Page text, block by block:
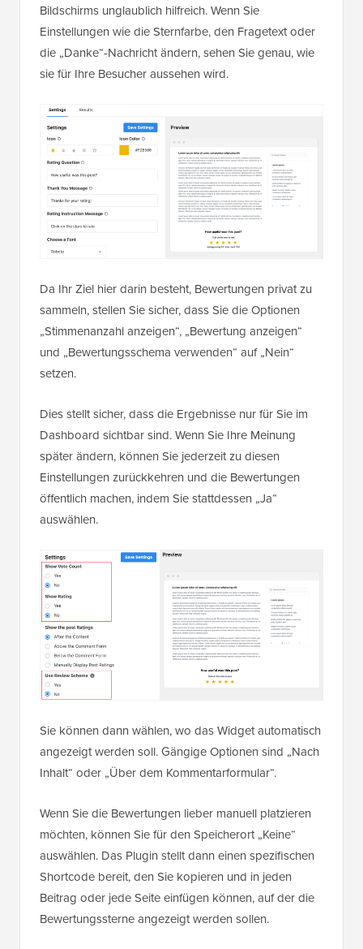
Bildschirms unglaublich hilfreich. Wenn Sie
Einstellungen wie die Sternfarbe, den Fragetext oder
die „Danke“-Nachricht ändern, sehen Sie genau, wie
sie für Ihre Besucher aussehen wird.
Da Ihr Ziel hier darin besteht, Bewertungen privat zu
sammeln, stellen Sie sicher, dass Sie die Optionen
„Stimmenanzahl anzeigen“, „Bewertung anzeigen“
und „Bewertungsschema verwenden“ auf „Nein“
setzen.
Dies stellt sicher, dass die Ergebnisse nur für Sie im
Dashboard sichtbar sind. Wenn Sie Ihre Meinung
später ändern, können Sie jederzeit zu diesen
Einstellungen zurückkehren und die Bewertungen
öffentlich machen, indem Sie stattdessen „Ja“
auswählen.
Sie können dann wählen, wo das Widget automatisch
angezeigt werden soll. Gängige Optionen sind „Nach
Inhalt“ oder „Über dem Kommentarformular“.
Wenn Sie die Bewertungen lieber manuell platzieren
möchten, können Sie für den Speicherort „Keine“
auswählen. Das Plugin stellt dann einen spezifischen
Shortcode bereit, den Sie kopieren und in jeden
Beitrag oder jede Seite einfügen können, auf der die
Bewertungssterne angezeigt werden sollen.